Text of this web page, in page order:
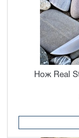
Нож Real